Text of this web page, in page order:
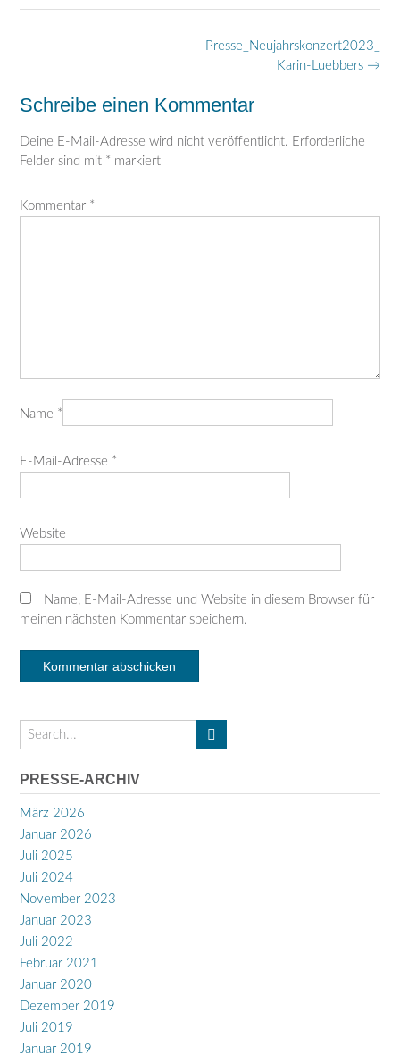
Presse_Neujahrskonzert2023_
Karin-Luebbers →
Schreibe einen Kommentar
Deine E-Mail-Adresse wird nicht veröffentlicht. Erforderliche
Felder sind mit * markiert
Kommentar *
Name *
E-Mail-Adresse *
Website
Name, E-Mail-Adresse und Website in diesem Browser für
meinen nächsten Kommentar speichern.
PRESSE-ARCHIV
März 2026
Januar 2026
Juli 2025
Juli 2024
November 2023
Januar 2023
Juli 2022
Februar 2021
Januar 2020
Dezember 2019
Juli 2019
Januar 2019